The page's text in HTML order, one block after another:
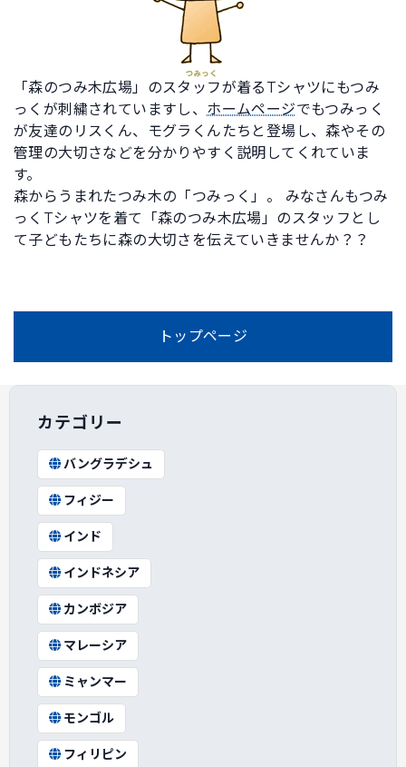
「森のつみ木広場」のスタッフが着るTシャツにもつみ
っくが刺繍されていますし、 ホームページでもつみっく
が友達のリスくん、モグラくんたちと登場し、森やその
管理の大切さなどを分かりやすく説明してくれていま
す。
森からうまれたつみ木の「つみっく」。 みなさんもつみ
っくTシャツを着て「森のつみ木広場」のスタッフとし
て子どもたちに森の大切さを伝えていきませんか？？
トップページ
カテゴリー
バングラデシュ
フィジー
インド
インドネシア
カンボジア
マレーシア
ミャンマー
モンゴル
フィリピン